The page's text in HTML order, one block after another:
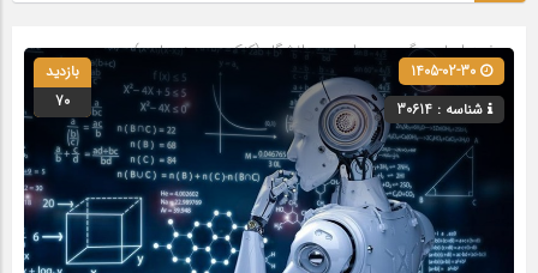
صفحه اصلی» گروه »مدارس و دانشگاه (کنکور و حوزه علمیه)
شناسه : 30614
بازدید
70